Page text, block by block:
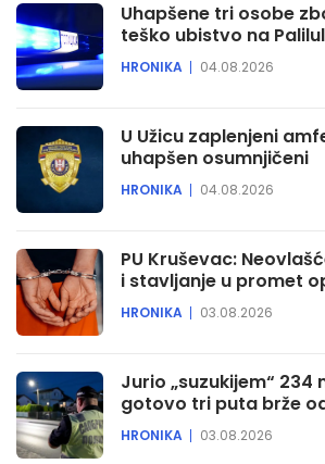
Uhapšene tri osobe
teško ubistvo na
HRONIKA 04.08.2026
U Užicu zaplenjeni
uhapšen osumnjičeni
HRONIKA 04.08.2026
PU Kruševac:
i stavljanje u promet
HRONIKA 03.08.2026
Jurio „suzukijem“ 234
gotovo tri puta brže
HRONIKA 03.08.2026